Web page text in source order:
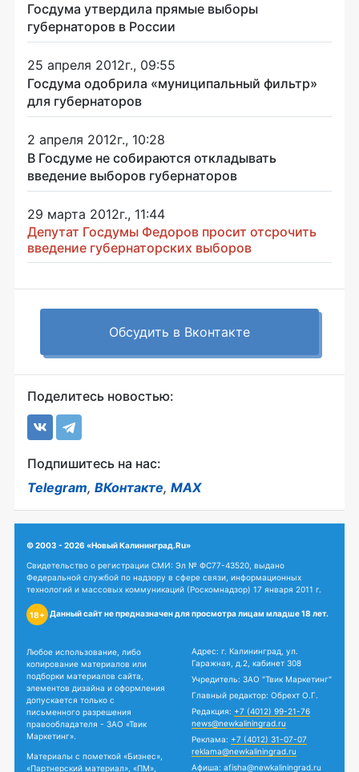
Госдума утвердила прямые выборы
губернаторов в России
25 апреля 2012г., 09:55
Госдума одобрила «муниципальный фильтр»
для губернаторов
2 апреля 2012г., 10:28
В Госдуме не собираются откладывать
введение выборов губернаторов
29 марта 2012г., 11:44
Депутат Госдумы Федоров просит отсрочить
введение губернаторских выборов
Обсудить в Вконтакте
Поделитесь новостью:
Подпишитесь на нас:
Telegram, ВКонтакте, MAX
© 2003 - 2026 «Новый Калининград.Ru»
Свидетельство о регистрации СМИ: Эл № ФС77-43520, выдано
Федеральной службой по надзору в сфере связи, информационных
технологий и массовых коммуникаций (Роскомнадзор) 17 января 2011 г.
18+ Данный сайт не предназначен для просмотра лицам младше 18 лет.
Любое использование, либо
копирование материалов или
подборки материалов сайта,
элементов дизайна и оформления
допускается только с
письменного разрешения
правообладателя - ЗАО «Твик
Маркетинг».
Материалы с пометкой «Бизнес»,
«Партнерский материал», «ПМ»,
Адрес: г. Калининград, ул.
Гаражная, д.2, кабинет 308
Учредитель: ЗАО "Твик Маркетинг"
Главный редактор: Обрехт О.Г.
Редакция: +7 (4012) 99-21-76
news@newkaliningrad.ru
Реклама: +7 (4012) 31-07-07
reklama@newkaliningrad.ru
Афиша: afisha@newkaliningrad.ru